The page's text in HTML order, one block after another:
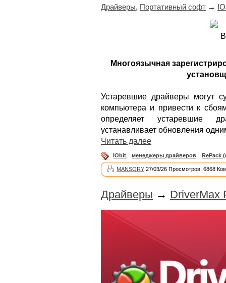
Драйверы, Портативный софт →
Многоязычная
Устаревшие драйверы могут
компьютера и привести к
определяет устаревшие
устанавливает обновления
Читать далее
IObit менеджеры драйверов RePack
MANSORY 27/03/26 Просмотров: 6868
Драйверы → DriverMax